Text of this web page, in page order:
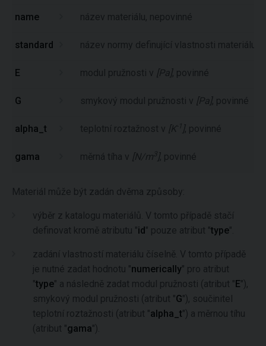
name název materiálu, nepovinné
standard název normy definující vlastnosti materiálu,
E modul pružnosti v [Pa], povinné
G smykový modul pružnosti v [Pa], povinné
alpha_t teplotní roztažnost v [K -1 ], povinné
gama měrná tíha v [N/m 3 ], povinné
Materiál může být zadán dvěma způsoby:
výběr z katalogu materiálů. V tomto případě stačí
definovat kromě atributu "id" pouze atribut "type".
zadání vlastností materiálu číselně. V tomto případě
je nutné zadat hodnotu "numerically" pro atribut
"type" a následně zadat modul pružnosti (atribut "E"),
smykový modul pružnosti (atribut "G"), součinitel
teplotní roztažnosti (atribut "alpha_t") a měrnou tíhu
(atribut "gama").